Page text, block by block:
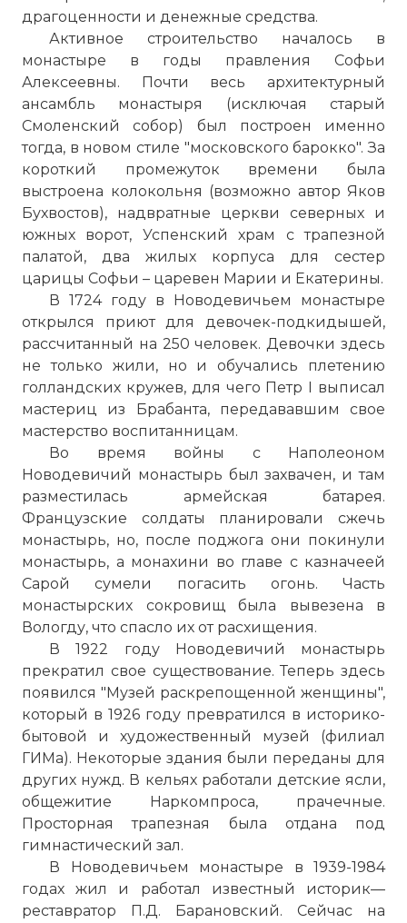
драгоценности и денежные средства.
Активное строительство началось в
монастыре в годы правления Софьи
Алексеевны. Почти весь архитектурный
ансамбль монастыря (исключая старый
Смоленский собор) был построен именно
тогда, в новом стиле "московского барокко". За
короткий промежуток времени была
выстроена колокольня (возможно автор Яков
Бухвостов), надвратные церкви северных и
южных ворот, Успенский храм с трапезной
палатой, два жилых корпуса для сестер
царицы Софьи – царевен Марии и Екатерины.
В 1724 году в Новодевичьем монастыре
открылся приют для девочек-подкидышей,
рассчитанный на 250 человек. Девочки здесь
не только жили, но и обучались плетению
голландских кружев, для чего Петр I выписал
мастериц из Брабанта, передававшим свое
мастерство воспитанницам.
Во время войны с Наполеоном
Новодевичий монастырь был захвачен, и там
разместилась армейская батарея.
Французские солдаты планировали сжечь
монастырь, но, после поджога они покинули
монастырь, а монахини во главе с казначеей
Сарой сумели погасить огонь. Часть
монастырских сокровищ была вывезена в
Вологду, что спасло их от расхищения.
В 1922 году Новодевичий монастырь
прекратил свое существование. Теперь здесь
появился "Музей раскрепощенной женщины",
который в 1926 году превратился в историко-
бытовой и художественный музей (филиал
ГИМа). Некоторые здания были переданы для
других нужд. В кельях работали детские ясли,
общежитие Наркомпроса, прачечные.
Просторная трапезная была отдана под
гимнастический зал.
В Новодевичьем монастыре в 1939-1984
годах жил и работал известный историк—
реставратор П.Д. Барановский. Сейчас на
☓
Модель Новодевичьего монастыря
Фото статьи: